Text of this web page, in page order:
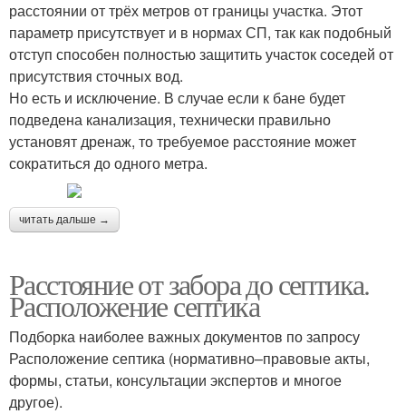
расстоянии от трёх метров от границы участка. Этот
параметр присутствует и в нормах СП, так как подобный
отступ способен полностью защитить участок соседей от
присутствия сточных вод.
Но есть и исключение. В случае если к бане будет
подведена канализация, технически правильно
установят дренаж, то требуемое расстояние может
сократиться до одного метра.
читать дальше →
Расстояние от забора до септика.
Расположение септика
Подборка наиболее важных документов по запросу
Расположение септика (нормативно–правовые акты,
формы, статьи, консультации экспертов и многое
другое).